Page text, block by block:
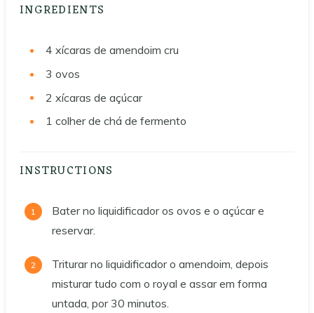
INGREDIENTS
4 xícaras de amendoim cru
3 ovos
2 xícaras de açúcar
1 colher de chá de fermento
INSTRUCTIONS
Bater no liquidificador os ovos e o açúcar e
reservar.
Triturar no liquidificador o amendoim, depois
misturar tudo com o royal e assar em forma
untada, por 30 minutos.